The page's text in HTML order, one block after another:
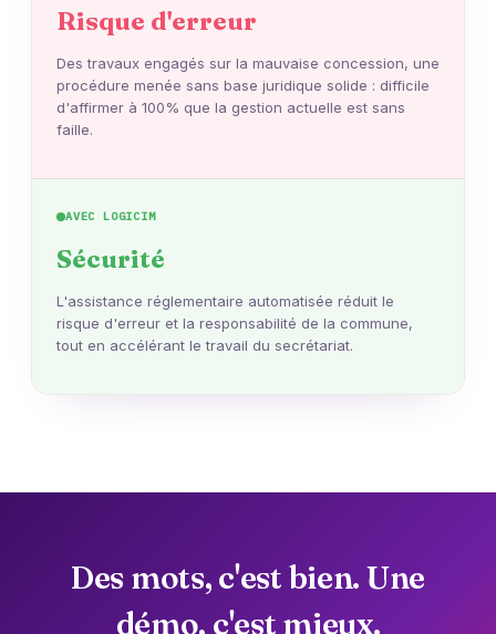
Risque d'erreur
Des travaux engagés sur la mauvaise concession, une
procédure menée sans base juridique solide : difficile
d'affirmer à 100% que la gestion actuelle est sans
faille.
AVEC LOGICIM
Sécurité
L'assistance réglementaire automatisée réduit le
risque d'erreur et la responsabilité de la commune,
tout en accélérant le travail du secrétariat.
Des mots, c'est bien. Une
démo, c'est mieux.